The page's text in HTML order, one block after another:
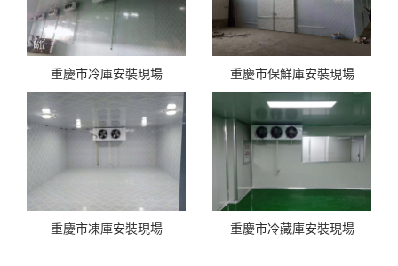
重慶市冷庫安裝現場 重慶市保鮮庫安裝現場
重慶市凍庫安裝現場 重慶市冷藏庫安裝現場